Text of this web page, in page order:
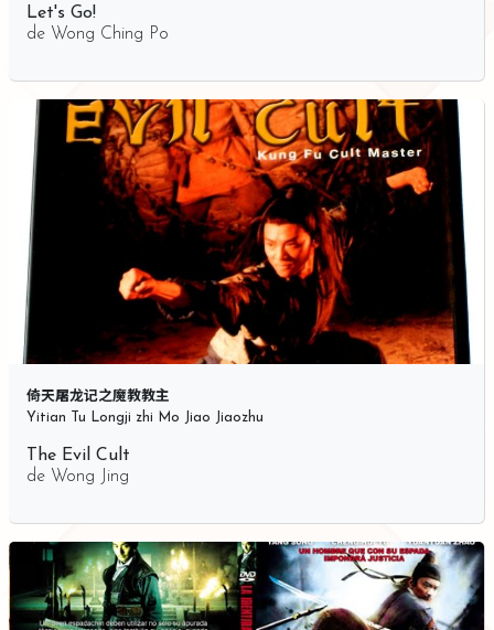
Let's Go!
de Wong Ching Po
倚天屠龙记之魔教教主
Yitian Tu Longji zhi Mo Jiao Jiaozhu
The Evil Cult
de Wong Jing